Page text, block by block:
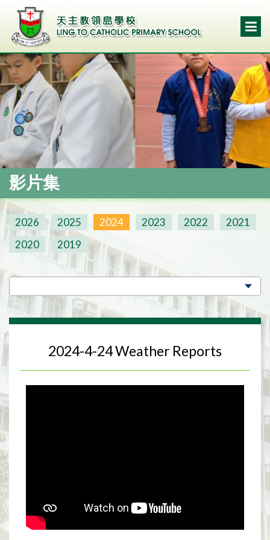
影片集
2026 2025 2024 2023 2022
2021
2020
2019
2024-4-24 Weather Reports